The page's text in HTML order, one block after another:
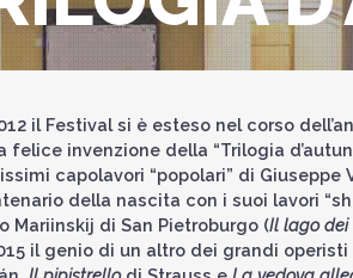
il Festival si è esteso nel corso
felice invenzione della “Trilogia
capolavori “popolari” di Giuseppe
della nascita con i suoi lavori
Mariinskij di San Pietroburgo (Il lago dei
il genio di un altro dei grandi